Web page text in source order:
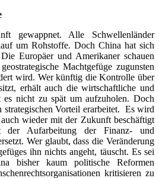
gewappnet. Alle Schwellenländer
um Rohstoffe. Doch China hat sich
Europäer und Amerikaner schauen
Machtgefüge zugunsten
wird. Wer künftig die Kontrolle über
erhält auch die wirtschaftliche und
nicht zu spät um aufzuholen. Doch
strategischen Vorteil erarbeitet. Es wird
wieder mit der Zukunft beschäftigt
Aufarbeitung der Finanz- und
Wer glaubt, dass die Veränderung
ihn nichts angeht, täuscht. Es sei
bisher kaum politische Reformen
kritisieren zu